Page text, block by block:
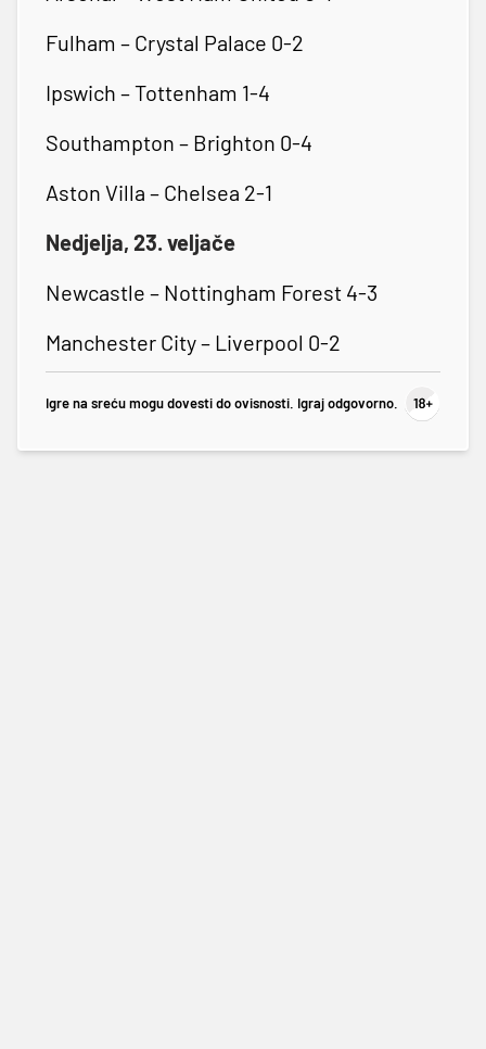
Fulham – Crystal Palace 0-2
Ipswich – Tottenham 1-4
Southampton – Brighton 0-4
Aston Villa – Chelsea 2-1
Nedjelja, 23. veljače
Newcastle – Nottingham Forest 4-3
Manchester City – Liverpool 0-2
Igre na sreću mogu dovesti do ovisnosti. Igraj odgovorno.